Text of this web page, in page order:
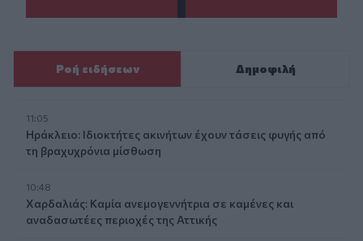
Ροή ειδήσεων Δημοφιλή
11:05
Ηράκλειο: Ιδιοκτήτες ακινήτων έχουν τάσεις φυγής από
τη βραχυχρόνια μίσθωση
10:48
Χαρδαλιάς: Καμία ανεμογεννήτρια σε καμένες και
αναδασωτέες περιοχές της Αττικής